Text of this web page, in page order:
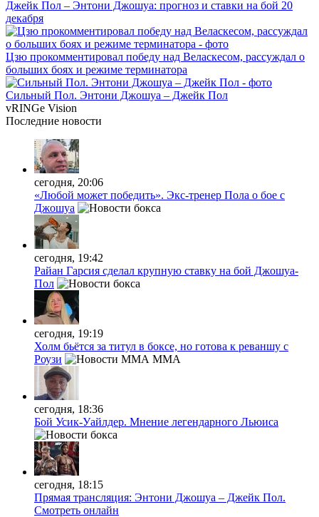
Джейк Пол – Энтони Джошуа: прогноз и ставки на бой 20
декабря
Цзю прокомментировал победу над Веласкесом, рассуждал о
больших боях и режиме терминатора
Сильный Пол. Энтони Джошуа – Джейк Пол
vRINGe Vision
Последние новости
сегодня, 20:06
«Любой может победить». Экс-тренер Пола о бое с
Джошуа
сегодня, 19:42
Райан Гарсия сделал крупную ставку на бой Джошуа-
Пол
сегодня, 19:19
Холм бьётся за титул в боксе, но готова к реваншу с
Роузи
MMA
сегодня, 18:36
Бой Усик-Уайлдер. Мнение легендарного Льюиса
сегодня, 18:15
Прямая трансляция: Энтони Джошуа – Джейк Пол.
Смотреть онлайн